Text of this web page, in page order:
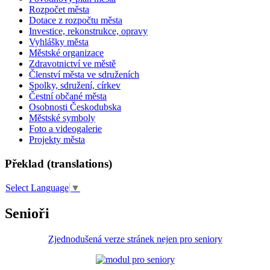
Rozpočet města
Dotace z rozpočtu města
Investice, rekonstrukce, opravy
Vyhlášky města
Městské organizace
Zdravotnictví ve městě
Členství města ve sdruženích
Spolky, sdružení, církev
Čestní občané města
Osobnosti Českodubska
Městské symboly
Foto a videogalerie
Projekty města
Překlad (translations)
Select Language ▼
Senioři
Zjednodušená verze stránek nejen pro seniory